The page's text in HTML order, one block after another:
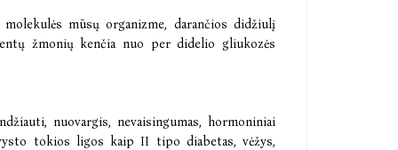
mūsų organizme, darančios didžiulį
žmonių kenčia nuo per didelio gliukozės
nuovargis, nevaisingumas, hormoniniai
tokios ligos kaip II tipo diabetas, vėžys,